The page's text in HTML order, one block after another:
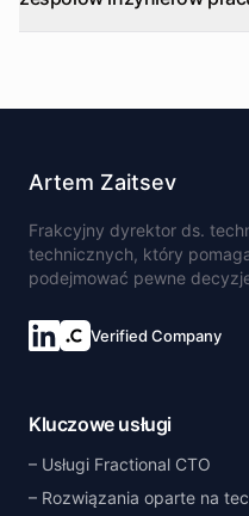
Artem Zaitsev
Frakcyjny dyrektor ds.
technicznych, który
podejmować pewne
Verified Company
Kluczowe usługi
Usługi Fractional CTO
Rozwiązania oparte na